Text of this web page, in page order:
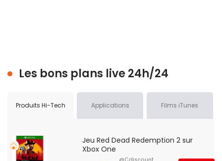
Les bons plans live 24h/24
Produits Hi-Tech Applications Films iTunes
Jeu Red Dead Redemption 2 sur
Xbox One